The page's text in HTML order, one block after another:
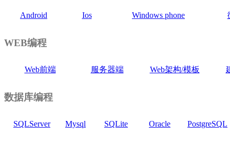
Android Ios Windows phone
WEB编程
Web前端 服务器端 Web架构/模板
数据库编程
SQLServer Mysql SQLite Oracle PostgreSQL